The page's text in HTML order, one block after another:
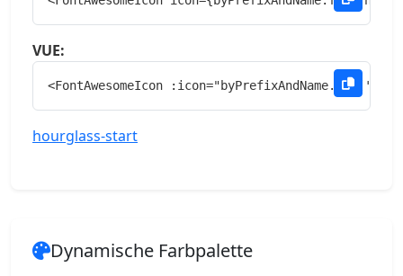
VUE:
<FontAwesomeIcon
hourglass-start
Dynamische Farbpalette